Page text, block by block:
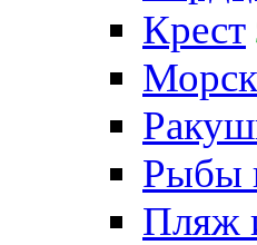
Крест
Рыбы
Пляж